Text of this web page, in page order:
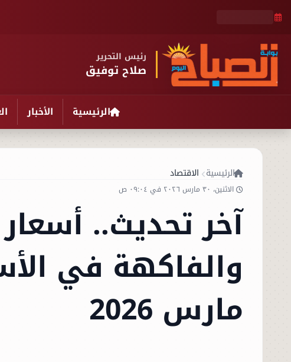
رئيس التحرير
صلاح توفيق
الرئيسية الأخبار
الرئيسية الاقتصاد
الاثنين، ٣٠ مارس ٢٠٢٦ في ٠٩:٠٤ ص
آخر تحديث..
مارس 2026